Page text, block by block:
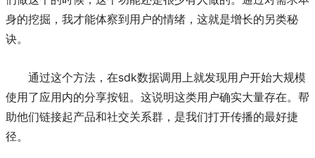
身的挖掘，我才能体察到用户的情绪，这就是增长的另类秘
诀。
通过这个方法，在sdk数据调用上就发现用户开始大规模
使用了应用内的分享按钮。这说明这类用户确实大量存在。帮
助他们链接起产品和社交关系群，是我们打开传播的最好捷
径。